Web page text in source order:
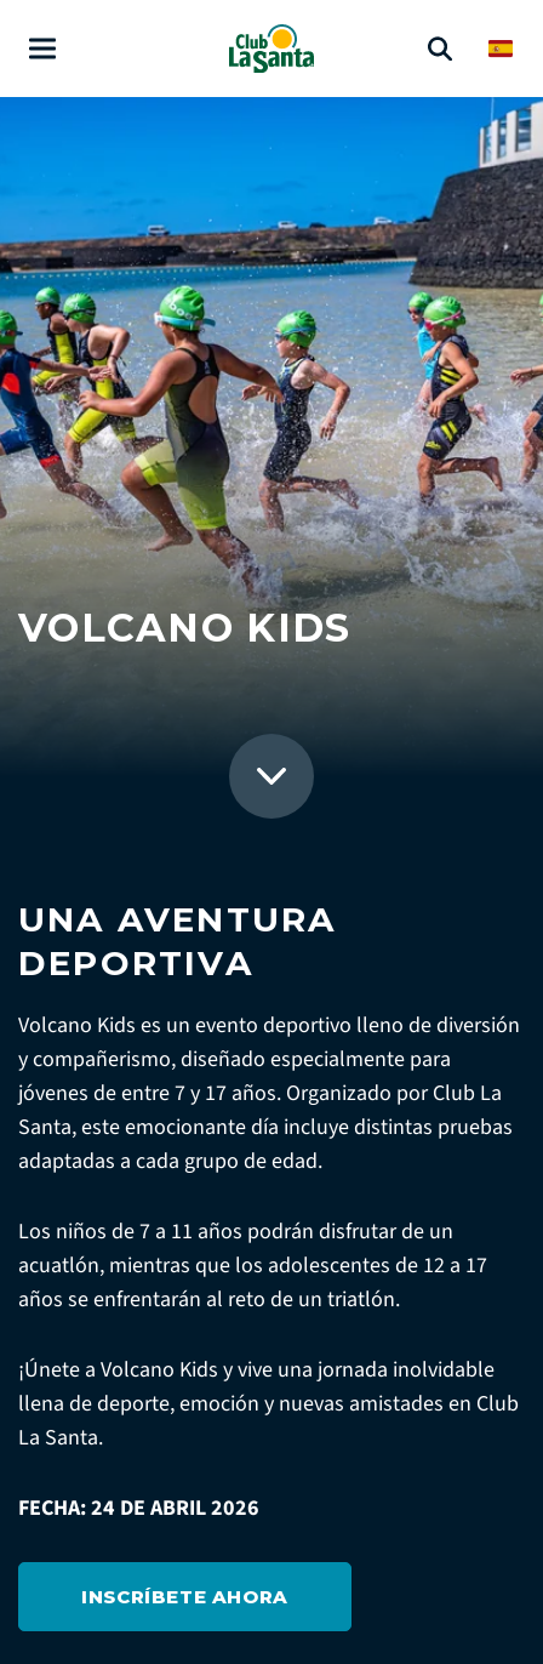
VOLCANO KIDS
UNA AVENTURA
DEPORTIVA
Volcano Kids es un evento deportivo lleno de diversión
y compañerismo, diseñado especialmente para
jóvenes de entre 7 y 17 años. Organizado por Club La
Santa, este emocionante día incluye distintas pruebas
adaptadas a cada grupo de edad.
Los niños de 7 a 11 años podrán disfrutar de un
acuatlón, mientras que los adolescentes de 12 a 17
años se enfrentarán al reto de un triatlón.
¡Únete a Volcano Kids y vive una jornada inolvidable
llena de deporte, emoción y nuevas amistades en Club
La Santa.
FECHA: 24 DE ABRIL 2026
INSCRÍBETE AHORA